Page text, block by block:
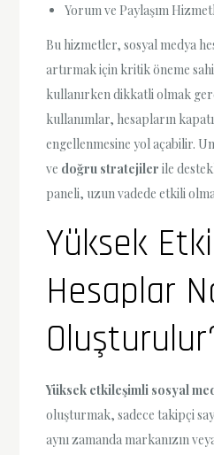
Yorum ve Paylaşım
Bu hizmetler, sosyal medya
artırmak için kritik öneme
kullanırken dikkatli olmak
kullanımlar, hesapların
engellenmesine yol açabilir.
ve doğru stratejiler ile
paneli, uzun vadede etkili
Yüksek
Hesaplar
Yüksek etkileşimli sosyal
oluşturmak, sadece takipçi
aynı zamanda markanızın